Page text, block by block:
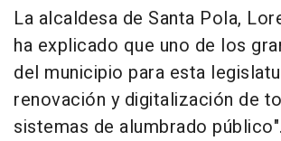
La alcaldesa de Santa Pola,
ha explicado que uno de los
del municipio para esta
renovación y digitalización de
sistemas de alumbrado público".